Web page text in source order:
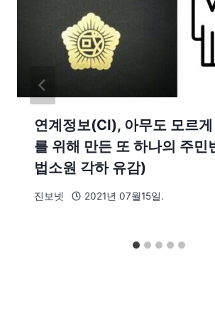
연계정보(CI), 아무도 모르
를 위해 만든 또 하나의 주민
법소원 각하 유감)
진보넷 2021년 07월15일.